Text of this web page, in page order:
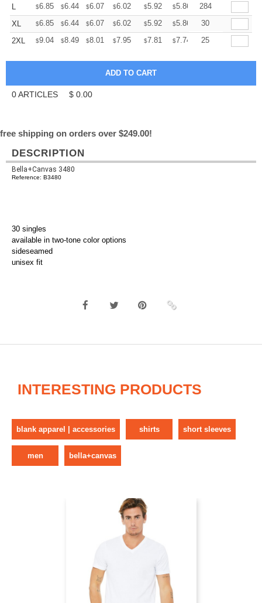
L
$6.85 $6.44 $6.07 $6.02 $5.92 $5.86 +
284
XL
$6.85 $6.44 $6.07 $6.02 $5.92 $5.86 +
30
2XL
$9.04 $8.49 $8.01 $7.95 $7.81 $7.74 +
25
0ARTICLES $ 0.00
free shipping on orders over $249.00!
DESCRIPTION
Bella+Canvas 3480
Reference: B3480
30 singles
available in two-tone color options
sideseamed
unisex fit
INTERESTING PRODUCTS
blank apparel | accessories shirts short sleeves
men bella+canvas